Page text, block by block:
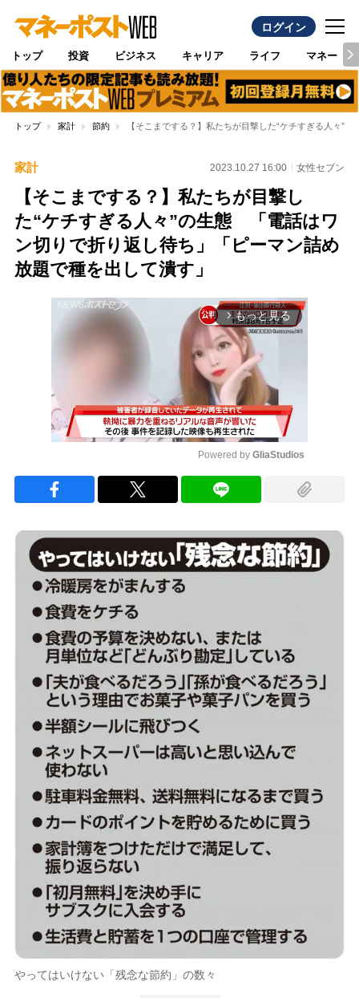
ログイン
トップ 投資 ビジネス キャリア ライフ マネー
トップ 家計 節約 【そこまでする？】私たちが目撃した“ケチすぎる人々”
家計 2023.10.27 16:00 女性セブン
【そこまでする？】私たちが目撃し
た“ケチすぎる人々”の生態 「電話はワ
ン切りで折り返し待ち」「ピーマン詰め
放題で種を出して潰す」
arrow_forward_ios もっと見る
Powered by GliaStudios
やってはいけない「残念な節約」の数々